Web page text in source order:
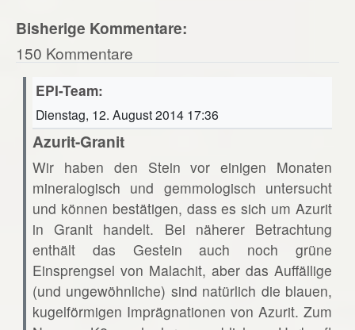
Bisherige Kommentare:
150 Kommentare
EPI-Team:
Dienstag, 12. August 2014 17:36
Azurit-Granit
Wir haben den Stein vor einigen Monaten
mineralogisch und gemmologisch untersucht
und können bestätigen, dass es sich um Azurit
in Granit handelt. Bei näherer Betrachtung
enthält das Gestein auch noch grüne
Einsprengsel von Malachit, aber das Auffällige
(und ungewöhnliche) sind natürlich die blauen,
kugelförmigen Imprägnationen von Azurit. Zum